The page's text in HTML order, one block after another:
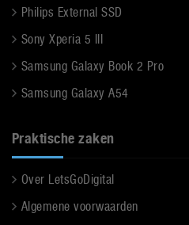
Philips External SSD
Sony Xperia 5 III
Samsung Galaxy Book 2 Pro
Samsung Galaxy A54
Praktische zaken
Over LetsGoDigital
Algemene voorwaarden